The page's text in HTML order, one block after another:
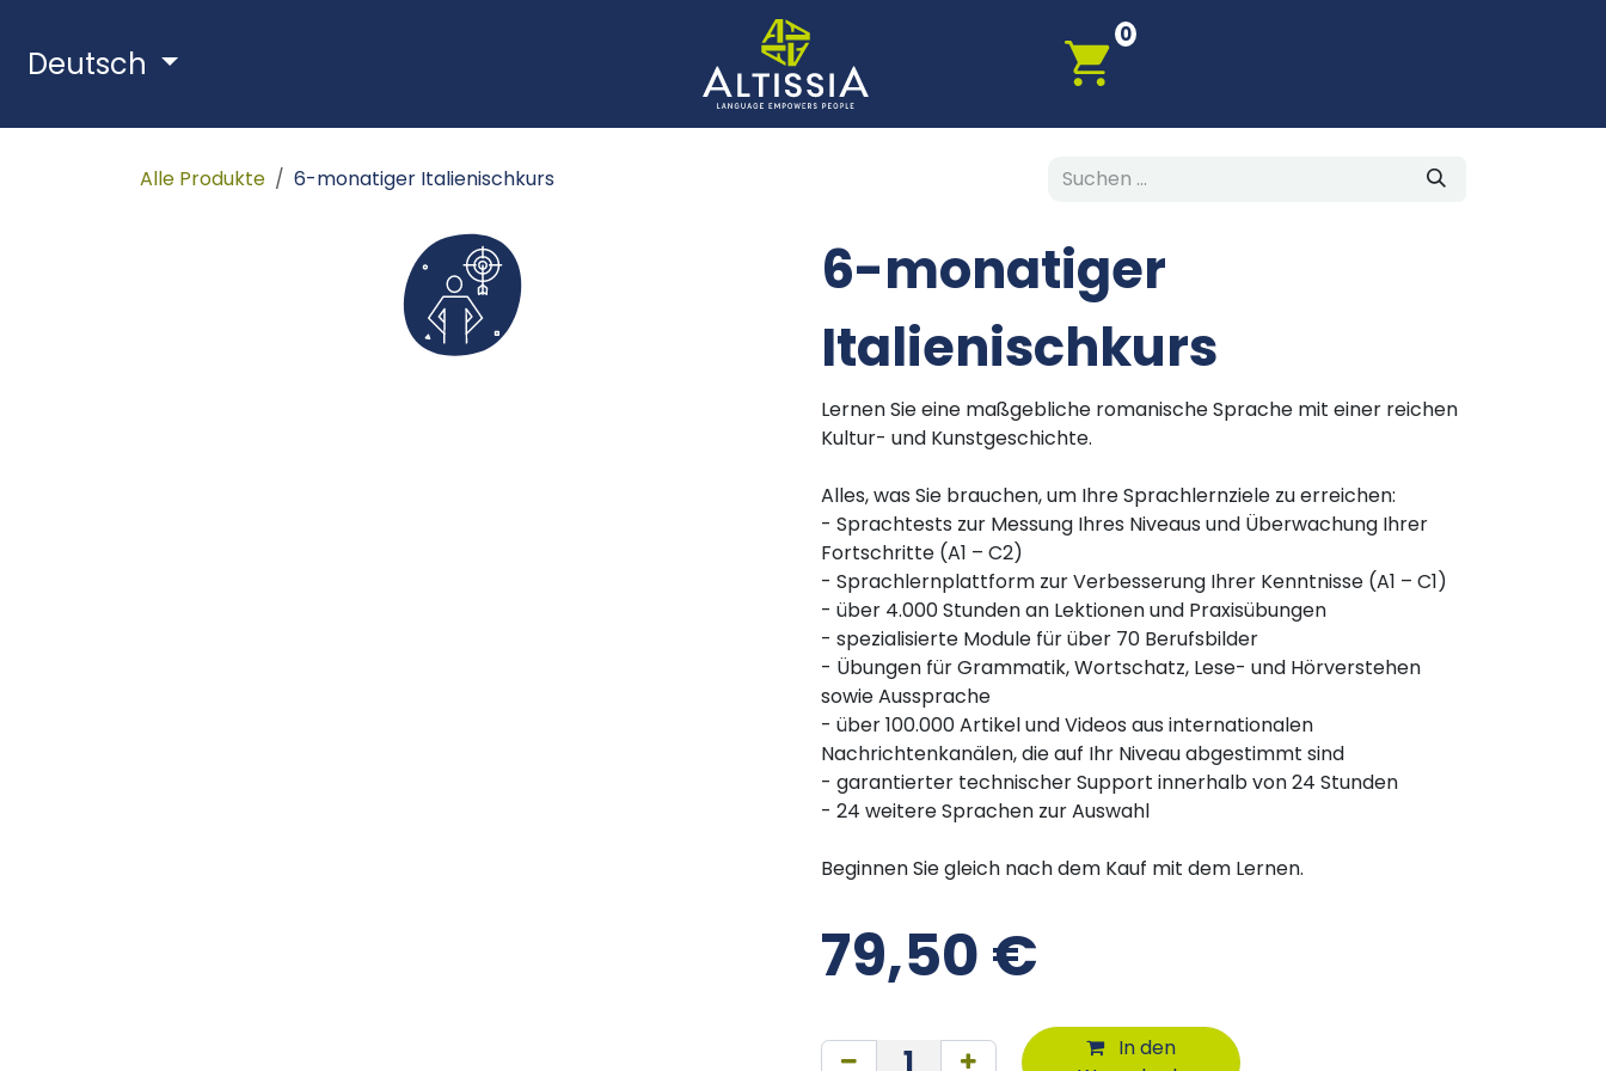
Deutsch
0
Alle Produkte 6-monatiger Italienischkurs
6-monatiger
Italienischkurs
Lernen Sie eine maßgebliche romanische Sprache mit einer reichen
Kultur- und Kunstgeschichte.
Alles, was Sie brauchen, um Ihre Sprachlernziele zu erreichen:
- Sprachtests zur Messung Ihres Niveaus und Überwachung Ihrer
Fortschritte (A1 – C2)
- Sprachlernplattform zur Verbesserung Ihrer Kenntnisse (A1 – C1)
- über 4.000 Stunden an Lektionen und Praxisübungen
- spezialisierte Module für über 70 Berufsbilder
- Übungen für Grammatik, Wortschatz, Lese- und Hörverstehen
sowie Aussprache
- über 100.000 Artikel und Videos aus internationalen
Nachrichtenkanälen, die auf Ihr Niveau abgestimmt sind
- garantierter technischer Support innerhalb von 24 Stunden
- 24 weitere Sprachen zur Auswahl
Beginnen Sie gleich nach dem Kauf mit dem Lernen.
79,50€
In den